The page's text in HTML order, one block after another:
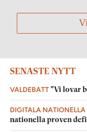
SENASTE NYTT
VALDEBATT”Vi lovar
DIGITALA NATIONELLA
nationella proven